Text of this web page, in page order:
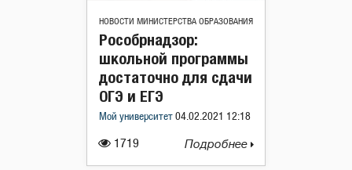
НОВОСТИ МИНИСТЕРСТВА ОБРАЗОВАНИЯ
1719
Рособрнадзор:
школьной программы
достаточно для сдачи
ОГЭ и ЕГЭ
Мой университет 04.02.2021 12:18
Подробнее